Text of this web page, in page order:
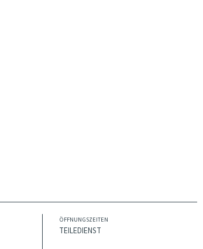
ÖFFNUNGSZEITEN
TEILEDIENST